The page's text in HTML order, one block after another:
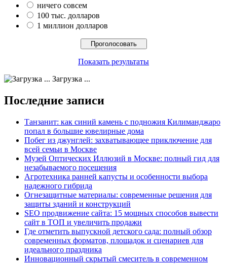
ничего совсем
100 тыс. долларов
1 миллион долларов
Показать результаты
Загрузка ...
Последние записи
Танзанит: как синий камень с подножия Килиманджаро
попал в большие ювелирные дома
Побег из джунглей: захватывающее приключение для
всей семьи в Москве
Музей Оптических Иллюзий в Москве: полный гид для
незабываемого посещения
Агротехника ранней капусты и особенности выбора
надежного гибрида
Огнезащитные материалы: современные решения для
защиты зданий и конструкций
SEO продвижение сайта: 15 мощных способов вывести
сайт в ТОП и увеличить продажи
Где отметить выпускной детского сада: полный обзор
современных форматов, площадок и сценариев для
идеального праздника
Инновационный скрытый смеситель в современном